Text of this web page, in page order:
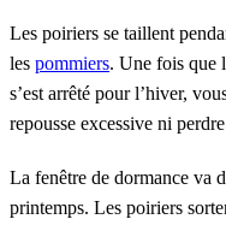
Les poiriers se taillent
les pommiers. Une fois que
s’est arrêté pour l’hiver,
repousse excessive ni
La fenêtre de dormance va
printemps. Les poiriers